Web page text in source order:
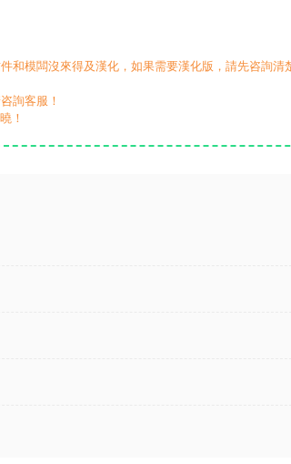
和模闆沒來得及漢化，如果需要漢化版，請先咨詢清
詢客服！
！